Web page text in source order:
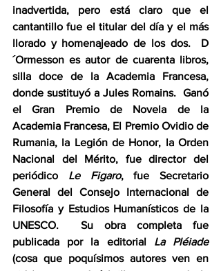
inadvertida, pero está claro que el
cantantillo fue el titular del día y el más
llorado y homenajeado de los dos.  D
´Ormesson es autor de cuarenta libros,
silla doce de la Academia Francesa,
donde sustituyó a Jules Romains.  Ganó
el Gran Premio de Novela de la
Academia Francesa, El Premio Ovidio de
Rumania, la Legión de Honor, la Orden
Nacional del Mérito, fue director del
periódico Le Figaro, fue Secretario
General del Consejo Internacional de
Filosofía y Estudios Humanísticos de la
UNESCO.  Su obra completa fue
publicada por la editorial La Pléiade
(cosa que poquísimos autores ven en